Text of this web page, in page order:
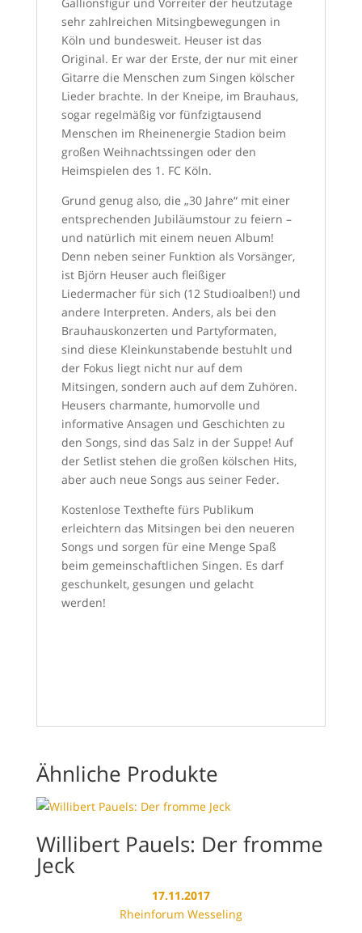
sehr zahlreichen Mitsingbewegungen in
Köln und bundesweit. Heuser ist das
Original. Er war der Erste, der nur mit einer
Gitarre die Menschen zum Singen kölscher
Lieder brachte. In der Kneipe, im Brauhaus,
sogar regelmäßig vor fünfzigtausend
Menschen im Rheinenergie Stadion beim
großen Weihnachtssingen oder den
Heimspielen des 1. FC Köln.
Grund genug also, die „30 Jahre“ mit einer
entsprechenden Jubiläumstour zu feiern –
und natürlich mit einem neuen Album!
Denn neben seiner Funktion als Vorsänger,
ist Björn Heuser auch fleißiger
Liedermacher für sich (12 Studioalben!) und
andere Interpreten. Anders, als bei den
Brauhauskonzerten und Partyformaten,
sind diese Kleinkunstabende bestuhlt und
der Fokus liegt nicht nur auf dem
Mitsingen, sondern auch auf dem Zuhören.
Heusers charmante, humorvolle und
informative Ansagen und Geschichten zu
den Songs, sind das Salz in der Suppe! Auf
der Setlist stehen die großen kölschen Hits,
aber auch neue Songs aus seiner Feder.
Kostenlose Texthefte fürs Publikum
erleichtern das Mitsingen bei den neueren
Songs und sorgen für eine Menge Spaß
beim gemeinschaftlichen Singen. Es darf
geschunkelt, gesungen und gelacht
werden!
Ähnliche Produkte
Willibert Pauels: Der fromme
Jeck
17.11.2017
Rheinforum Wesseling